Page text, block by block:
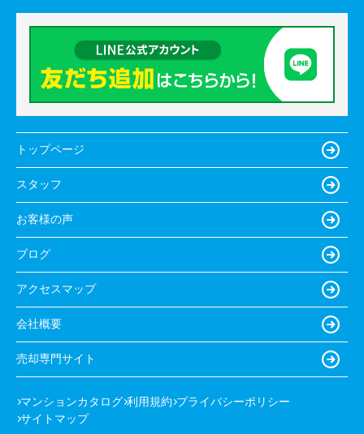
トップページ
スタッフ
お客様の声
ブログ
アクセスマップ
会社概要
売却専門サイト
マンションカタログ 利用規約 プライバシーポリシー
サイトマップ